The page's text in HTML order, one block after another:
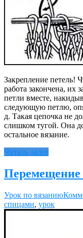
Закрепление петель!
работа закончена, их
петли вместе,
следующую петлю,
д. Такая цепочка не
слишком тугой. Она
остальное вязание.
Читать далее
Перемещение
Урок по вязанию
спицами, урок